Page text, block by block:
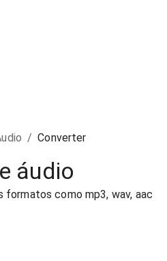
/ Converter
áudio
formatos como mp3, wav, aac